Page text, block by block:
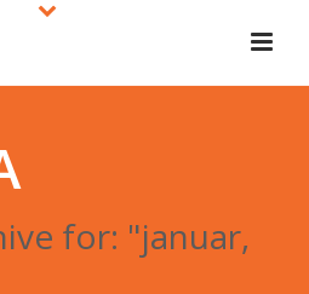
for: "januar,